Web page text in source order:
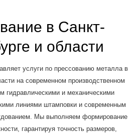
в Санкт-
и области
услуги по прессованию металла в
на современном производственном
гидравлическими и механическими
линиями штамповки и современным
Мы выполняем формирование
гарантируя точность размеров,